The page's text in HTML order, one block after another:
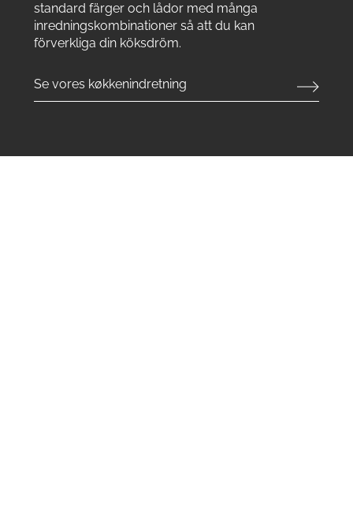
standard färger och lådor med många
inredningskombinationer så att du kan
förverkliga din köksdröm.
Se vores køkkenindretning